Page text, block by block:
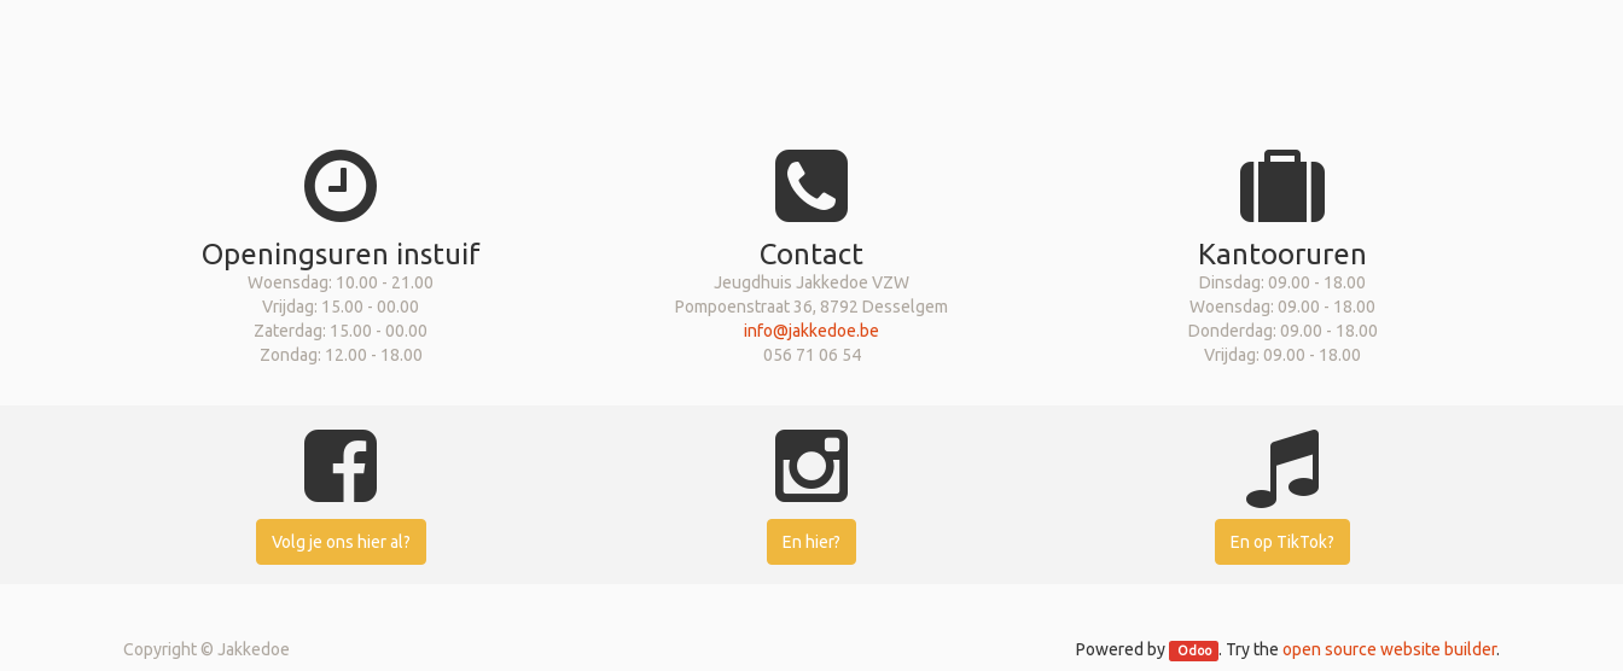
Openingsuren instuif
Woensdag: 10.00 - 21.00
Vrijdag: 15.00 - 00.00
Zaterdag: 15.00 - 00.00
Zondag: 12.00 - 18.00
Contact
Jeugdhuis Jakkedoe VZW
Pompoenstraat 36, 8792 Desselgem
info@jakkedoe.be
056 71 06 54
Kantooruren
Dinsdag: 09.00 - 18.00
Woensdag: 09.00 - 18.00
Donderdag: 09.00 - 18.00
Vrijdag: 09.00 - 18.00
Volg je ons hier al? En hier? En op TikTok?
Powered by Odoo . Try the open source website builder.
Copyright © Jakkedoe